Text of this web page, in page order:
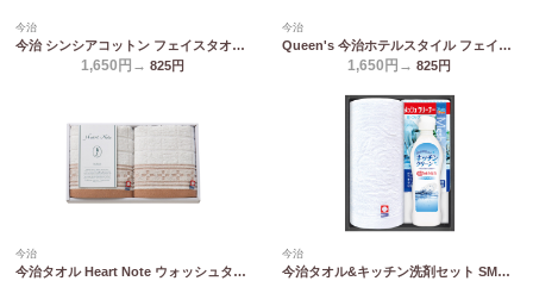
今治
今治 シンシアコットン フェイスタオル&ウォッシュタオル S-12150
1,650円→ 825円
今治
Queen's 今治ホテルスタイル フェイスタオル&ハンドタオル TQS1507711
1,650円→ 825円
今治
今治タオル Heart Note ウォッシュタオル2P HN-0016
今治
今治タオル&キッチン洗剤セット SMA15